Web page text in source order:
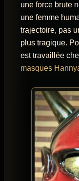
une force brute
une femme
trajectoire, pas
plus tragique.
est travaillée
masques